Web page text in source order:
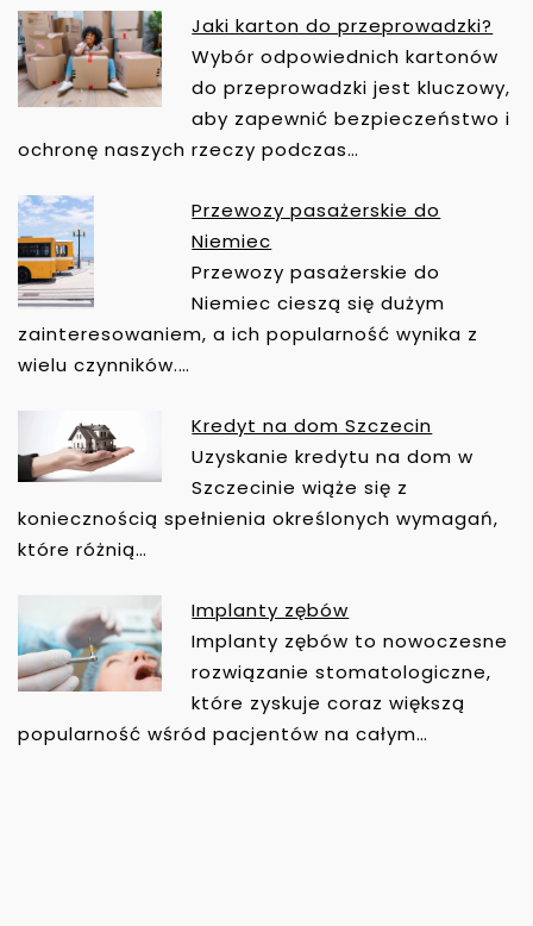
Jaki karton do przeprowadzki?
Wybór odpowiednich kartonów
do przeprowadzki jest kluczowy,
aby zapewnić bezpieczeństwo i
ochronę naszych rzeczy podczas…
Przewozy pasażerskie do
Niemiec
Przewozy pasażerskie do
Niemiec cieszą się dużym
zainteresowaniem, a ich popularność wynika z
wielu czynników.…
Kredyt na dom Szczecin
Uzyskanie kredytu na dom w
Szczecinie wiąże się z
koniecznością spełnienia określonych wymagań,
które różnią…
Implanty zębów
Implanty zębów to nowoczesne
rozwiązanie stomatologiczne,
które zyskuje coraz większą
popularność wśród pacjentów na całym…
A
C
J
A
P
I
S
U